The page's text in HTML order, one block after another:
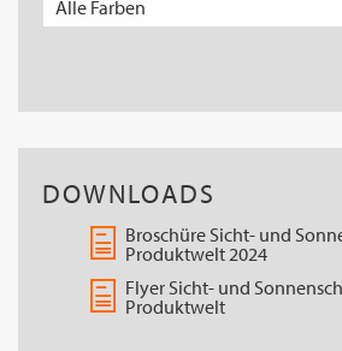
DOWNLOADS
Broschüre Sicht- und
Produktwelt 2024
Flyer Sicht- und
Produktwelt